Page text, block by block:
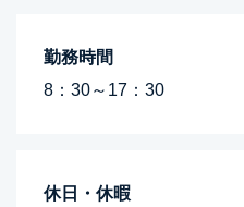
勤務時間
8：30～17：30
休日・休暇